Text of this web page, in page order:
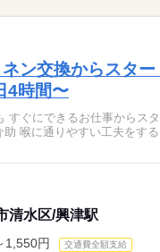
ネン交換からスタ
4時間〜
にできるお仕事からスタート！
清水区/興津駅
1,550円 交通費全額支給